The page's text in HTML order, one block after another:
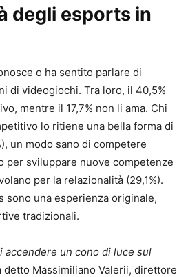
degli esports in
o ha sentito parlare di
di videogiochi. Tra loro, il 40,5%
mentre il 17,7% non li ama. Chi
lo ritiene una bella forma di
un modo sano di competere
per sviluppare nuove competenze
per la relazionalità (29,1%).
sono una esperienza originale,
tradizionali.
accendere un cono di luce sul
detto Massimiliano Valerii, direttore